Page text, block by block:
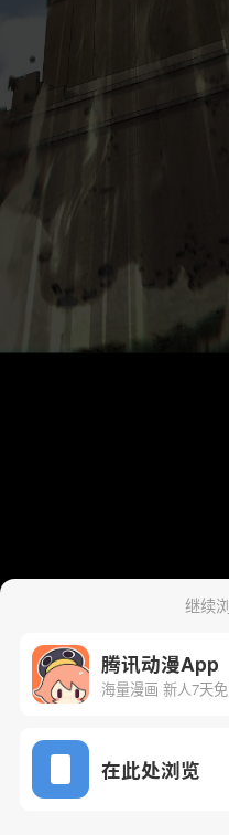
继续
腾讯动漫App
海量漫画 新人7天
在此处浏览